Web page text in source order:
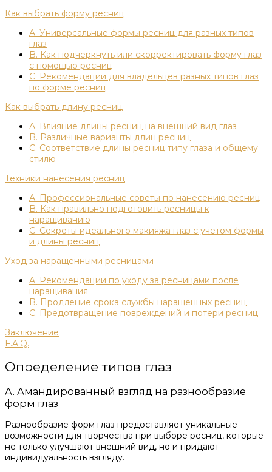
Как выбрать форму ресниц
A. Универсальные формы ресниц для разных типов
глаз
B. Как подчеркнуть или скорректировать форму глаз
с помощью ресниц
C. Рекомендации для владельцев разных типов глаз
по форме ресниц
Как выбрать длину ресниц
A. Влияние длины ресниц на внешний вид глаз
B. Различные варианты длин ресниц
C. Соответствие длины ресниц типу глаза и общему
стилю
Техники нанесения ресниц
A. Профессиональные советы по нанесению ресниц
B. Как правильно подготовить ресницы к
наращиванию
C. Секреты идеального макияжа глаз с учетом формы
и длины ресниц
Уход за наращенными ресницами
A. Рекомендации по уходу за ресницами после
наращивания
B. Продление срока службы наращенных ресниц
C. Предотвращение повреждений и потери ресниц
Заключение
F.A.Q.
Определение типов глаз
A. Амандированный взгляд на разнообразие
форм глаз
Разнообразие форм глаз предоставляет уникальные
возможности для творчества при выборе ресниц, которые
не только улучшают внешний вид, но и придают
индивидуальность взгляду.